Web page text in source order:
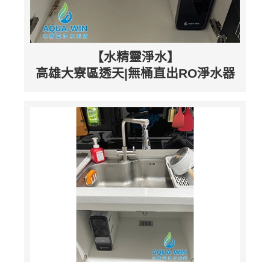
【水精靈淨水】
高雄大寮區透天|無桶直出RO淨水器